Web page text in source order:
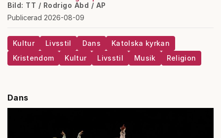
Bild: TT / Rodrigo Abd / AP
Publicerad 2026-08-09
Kultur Livsstil Dans
Katolska kyrkan
Kristendom
Kultur Livsstil Musik Religion
Dans